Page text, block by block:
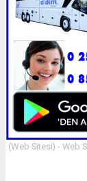
(Web Sitesi) - Web